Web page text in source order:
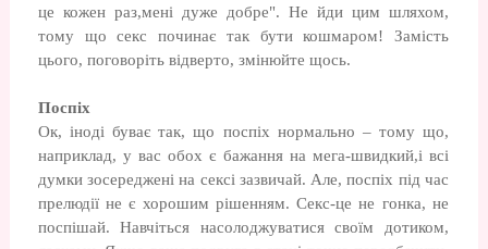
це кожен раз,мені дуже добре". Не йди цим шляхом,
тому що секс починає так бути кошмаром! Замість
цього, поговоріть відверто, змінюйте щось.
Поспіх
Ок, іноді буває так, що поспіх нормально – тому що,
наприклад, у вас обох є бажання на мега-швидкий,і всі
думки зосереджені на сексі зазвичай. Але, поспіх під час
прелюдії не є хорошим рішенням. Секс-це не гонка, не
поспішай. Навчіться насолоджуватися своїм дотиком,